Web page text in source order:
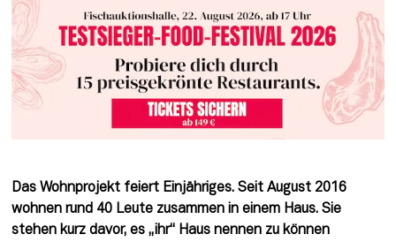
Das Wohnprojekt feiert Einjähriges. Seit August 2016
wohnen rund 40 Leute zusammen in einem Haus. Sie
stehen kurz davor, es „ihr“ Haus nennen zu können